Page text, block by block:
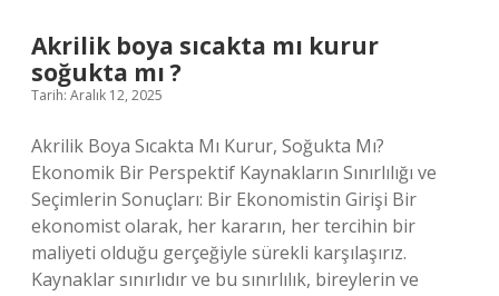
Akrilik boya sıcakta mı kurur
soğukta mı ?
Tarih: Aralık 12, 2025
Akrilik Boya Sıcakta Mı Kurur, Soğukta Mı?
Ekonomik Bir Perspektif Kaynakların Sınırlılığı ve
Seçimlerin Sonuçları: Bir Ekonomistin Girişi Bir
ekonomist olarak, her kararın, her tercihin bir
maliyeti olduğu gerçeğiyle sürekli karşılaşırız.
Kaynaklar sınırlıdır ve bu sınırlılık, bireylerin ve